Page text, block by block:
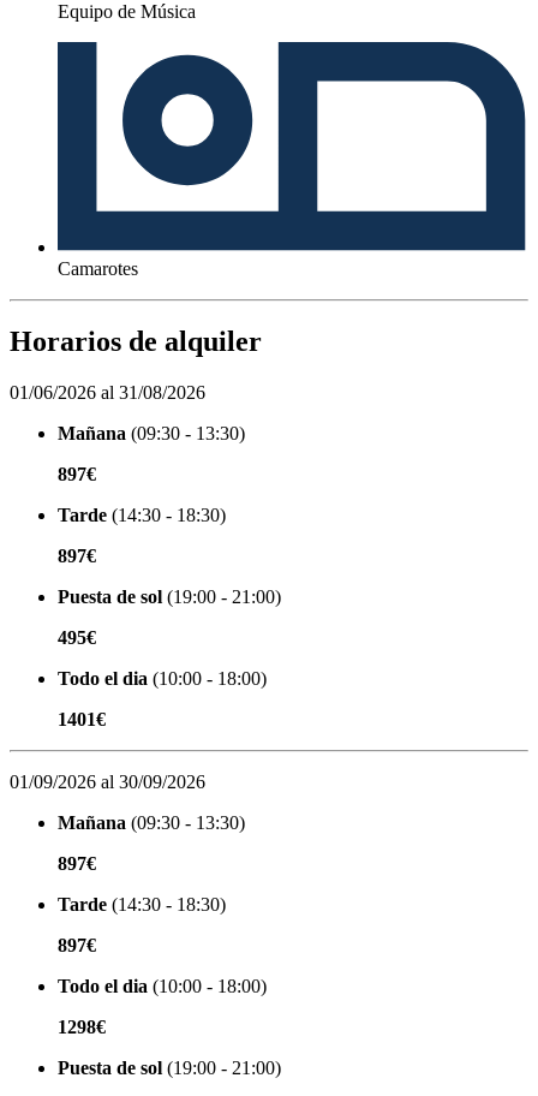
Equipo de Música
Camarotes
Horarios de alquiler
01/06/2026 al 31/08/2026
Mañana (09:30 - 13:30)
897€
Tarde (14:30 - 18:30)
897€
Puesta de sol (19:00 - 21:00)
495€
Todo el dia (10:00 - 18:00)
1401€
01/09/2026 al 30/09/2026
Mañana (09:30 - 13:30)
897€
Tarde (14:30 - 18:30)
897€
Todo el dia (10:00 - 18:00)
1298€
Puesta de sol (19:00 - 21:00)